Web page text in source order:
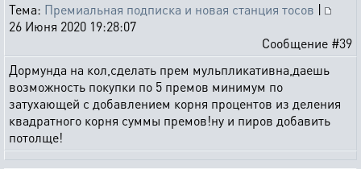
Тема: Премиальная подписка и новая станция тосов |
26 Июня 2020 19:28:07
Сообщение #39
Дормунда на кол,сделать прем мульпликативна,даешь
возможность покупки по 5 премов минимум по
затухающей с добавлением корня процентов из деления
квадратного корня суммы премов!ну и пиров добавить
потолще!